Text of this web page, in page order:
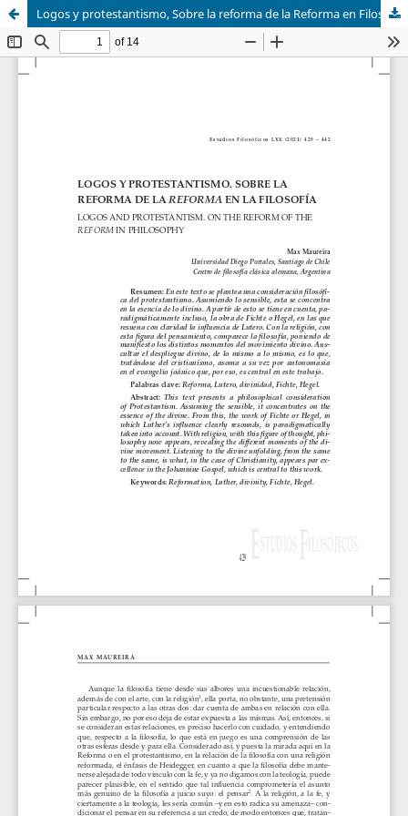
Logos y protestantismo, Sobre la reforma de la Reforma en Filosofía